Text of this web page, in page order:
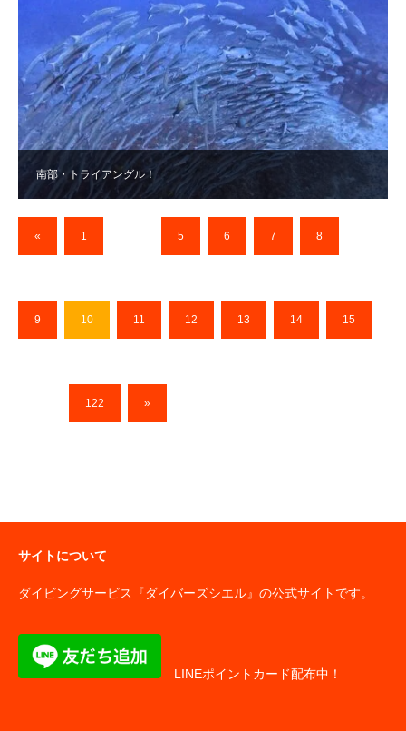
南部・トライアングル！
« 1 5 6 7 8
9 10 11 12 13 14 15
122 »
サイトについて
ダイビングサービス『ダイバーズシエル』の公式サイトです。
LINEポイントカード配布中！